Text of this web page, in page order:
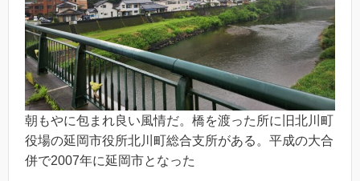
朝もやに包まれ良い風情だ。橋を渡った所に旧北川町
役場の延岡市役所北川町総合支所がある。平成の大合
併で2007年に延岡市となった